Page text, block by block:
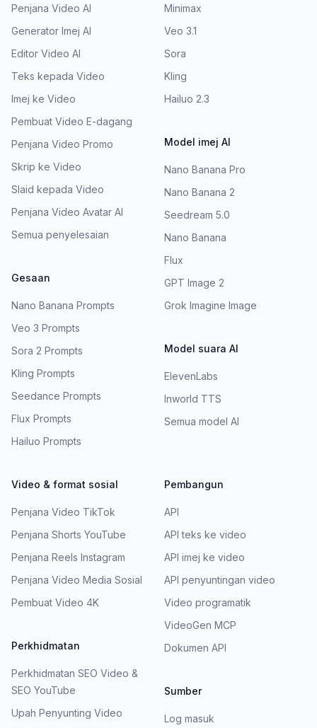
Penjana Video AI
Generator Imej AI
Editor Video AI
Teks kepada Video
Imej ke Video
Pembuat Video E-dagang
Penjana Video Promo
Skrip ke Video
Slaid kepada Video
Penjana Video Avatar AI
Semua penyelesaian
Gesaan
Nano Banana Prompts
Veo 3 Prompts
Sora 2 Prompts
Kling Prompts
Seedance Prompts
Flux Prompts
Hailuo Prompts
Minimax
Veo 3.1
Sora
Kling
Hailuo 2.3
Model imej AI
Nano Banana Pro
Nano Banana 2
Seedream 5.0
Nano Banana
Flux
GPT Image 2
Grok Imagine Image
Model suara AI
ElevenLabs
Inworld TTS
Semua model AI
Video & format sosial
Penjana Video TikTok
Penjana Shorts YouTube
Penjana Reels Instagram
Penjana Video Media Sosial
Pembuat Video 4K
Perkhidmatan
Perkhidmatan SEO Video &
SEO YouTube
Upah Penyunting Video
Pembangun
API
API teks ke video
API imej ke video
API penyuntingan video
Video programatik
VideoGen MCP
Dokumen API
Sumber
Log masuk